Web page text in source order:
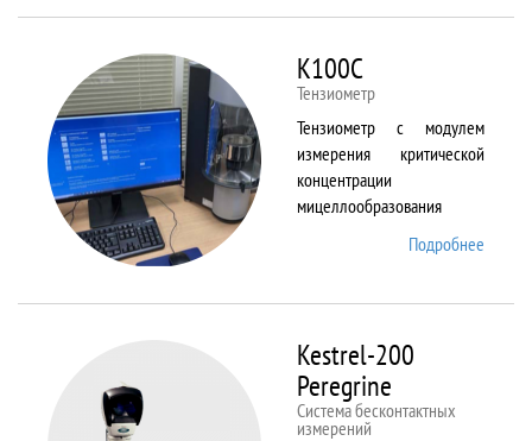
K100C
Тензиометр
Тензиометр с модулем
измерения критической
концентрации
мицеллообразования
Подробнее
Kestrel-200
Peregrine
Система бесконтактных
измерений